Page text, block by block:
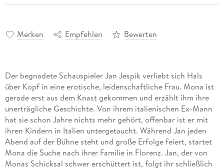
Merken Empfehlen Bewerten
Der begnadete Schauspieler Jan Jespik verliebt sich Hals
über Kopf in eine erotische, leidenschaftliche Frau. Mona ist
gerade erst aus dem Knast gekommen und erzählt ihm ihre
unerträgliche Geschichte. Von ihrem italienischen Ex-Mann
hat sie schon Jahre nichts mehr gehört, offenbar ist er mit
ihren Kindern in Italien untergetaucht. Während Jan jeden
Abend auf der Bühne steht und große Erfolge feiert, startet
Mona die Suche nach ihrer Familie in Florenz. Jan, der von
Monas Schicksal schwer erschüttert ist, folgt ihr schließlich